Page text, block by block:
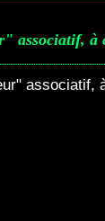
associatif, à